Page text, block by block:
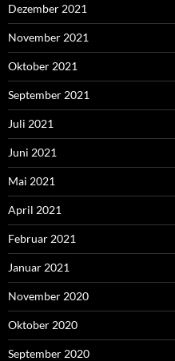
Dezember 2021
November 2021
Oktober 2021
September 2021
Juli 2021
Juni 2021
Mai 2021
April 2021
Februar 2021
Januar 2021
November 2020
Oktober 2020
September 2020